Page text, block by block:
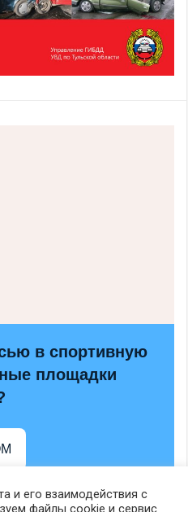
в спортивную
площадки
и его взаимодействия с
файлы cookie и сервис